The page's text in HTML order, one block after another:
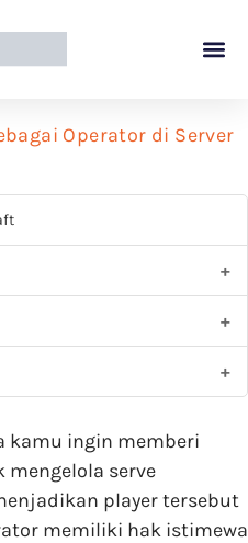
Operator di Server
kamu ingin memberi
mengelola serve
player tersebut
memiliki hak istimewa